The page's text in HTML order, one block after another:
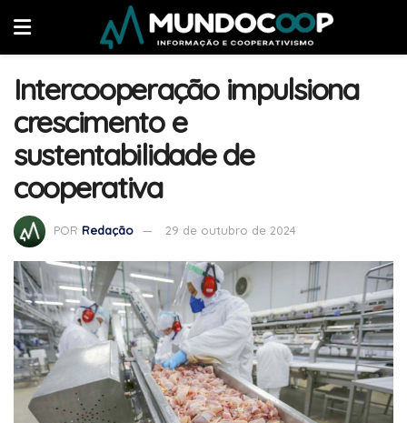
Intercooperação impulsiona
crescimento e
sustentabilidade de
cooperativa
POR Redação 29 de outubro de 2024